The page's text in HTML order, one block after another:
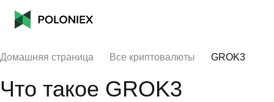
Домашняя страница Все криптовалюты GROK3
Что такое GROK3